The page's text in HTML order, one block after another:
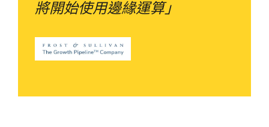
將開始使用邊緣運算」